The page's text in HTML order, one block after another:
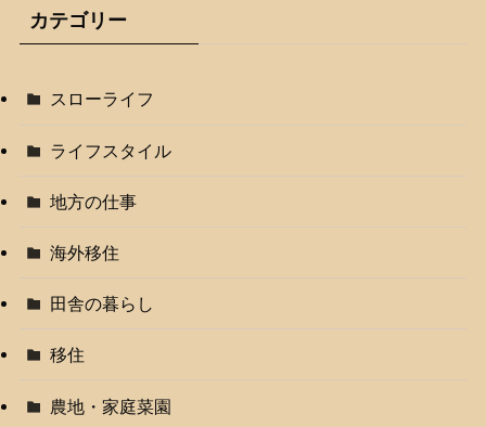
カテゴリー
スローライフ
ライフスタイル
地方の仕事
海外移住
田舎の暮らし
移住
農地・家庭菜園